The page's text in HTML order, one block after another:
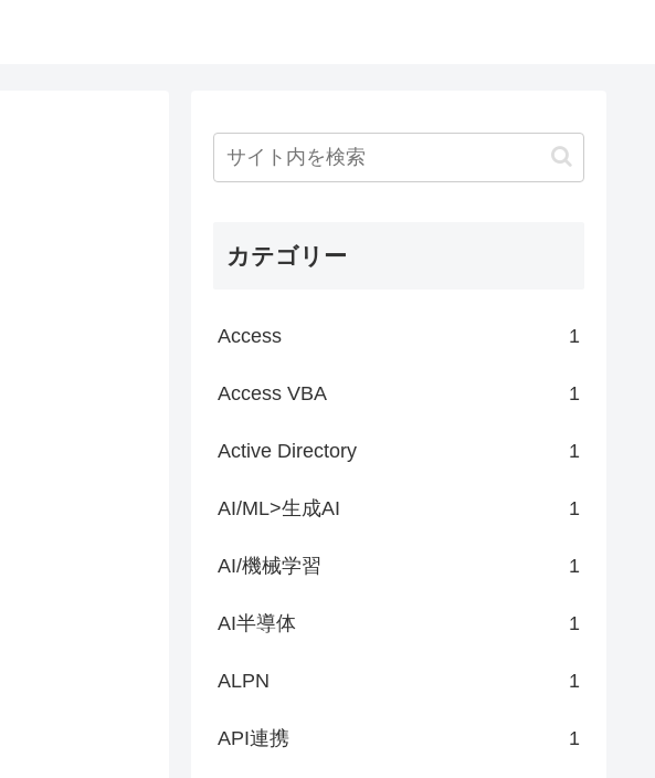
カテゴリー
Access 1
Access VBA 1
Active Directory 1
AI/ML>生成AI 1
AI/機械学習 1
AI半導体 1
ALPN 1
API連携 1